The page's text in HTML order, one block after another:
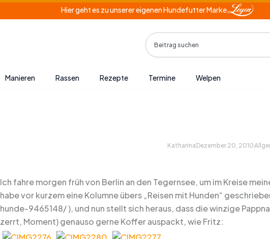
Hier geht es zu unserer eigenen Hundefutter Marke
Search
Manieren Rassen Rezepte Termine Welpen
Katharina Dezember 20, 2010
Ich fahre morgen früh von Berlin an den Tegernsee, um im Kreise
habe vor kurzem eine Kolumne übers „Reisen mit Hunden“
hunde-9465148/ ), und nun stellt sich heraus, dass die winzige
zerrt, Moment) genauso gerne Koffer auspackt, wie Fritz: